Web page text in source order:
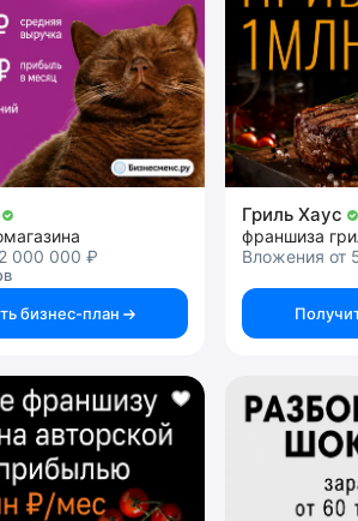
000 000 ₽
бизнес-план
Гриль Хаус
франшиза
Вложения от